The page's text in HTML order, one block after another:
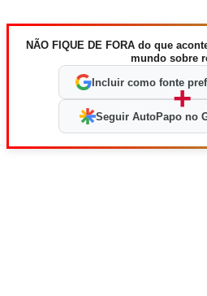
NÃO FIQUE DE FORA do que
mundo sobre
Incluir como fonte
+
Seguir AutoPapo no